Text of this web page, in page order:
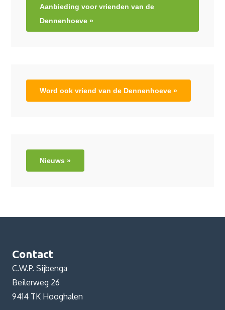
Aanbieding voor vrienden van de
Dennenhoeve »
Word ook vriend van de Dennenhoeve »
Nieuws »
Contact
C.W.P. Sijbenga
Beilerweg 26
9414 TK Hooghalen